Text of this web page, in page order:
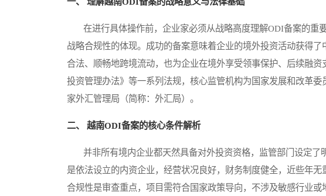
在进行具体操作前，企业家必须从战略高度理解ODI备案的重
战略合规性的体现。成功的备案意味着企业的境外投资活动获得
合法、顺畅地跨境流动，也为企业在境外享受领事保护、后续融
投资管理办法》等一系列法规，核心监管机构为国家发展和改革
家外汇管理局（简称：外汇局）。
二、 越南ODI备案的核心条件解析
并非所有境内企业都天然具备对外投资资格，监管部门设定了
是依法设立的内资企业，经营状况良好，财务制度健全，近些年无
合规性是审查重点，项目需符合国家政策导向，不涉及敏感行业或